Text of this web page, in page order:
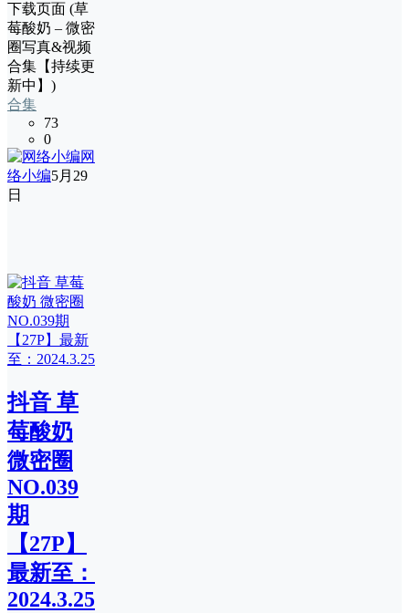
下载页面 (草
莓酸奶 – 微密
圈写真&视频
合集【持续更
新中】)
合集
73
0
网
络小编5月29
日
抖音 草
莓酸奶
微密圈
NO.039
期
【27P】
最新至：
2024.3.25